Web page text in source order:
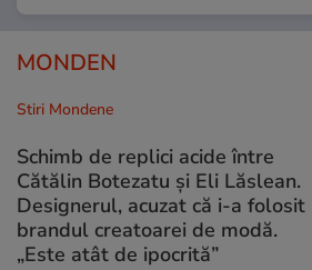
MONDEN
Stiri Mondene
Schimb de replici acide între
Cătălin Botezatu și Eli Lăslean.
Designerul, acuzat că i-a folosit
brandul creatoarei de modă.
„Este atât de ipocrită”